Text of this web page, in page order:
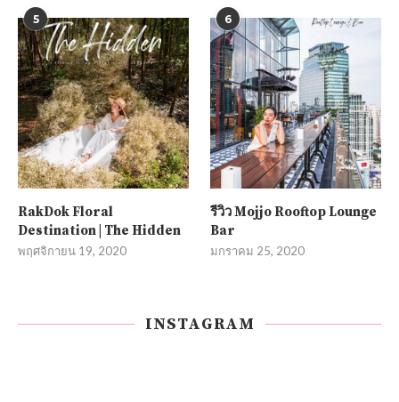
5
RakDok Floral
Destination | The Hidden
พฤศจิกายน 19, 2020
6
รีวิว Mojjo Rooftop Lounge
Bar
มกราคม 25, 2020
INSTAGRAM